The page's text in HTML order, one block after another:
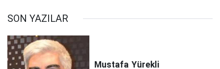
SON YAZILAR
Mustafa Yürekli